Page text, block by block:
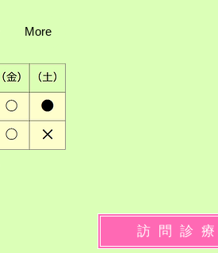
More
訪 問 診 療